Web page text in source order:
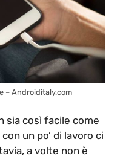
– Androiditaly.com
sia così facile come
un po’ di lavoro ci
a volte non è